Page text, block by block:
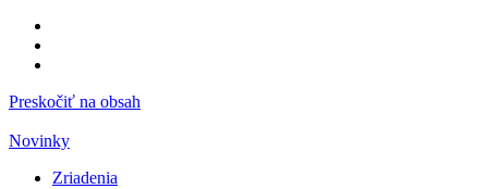
Preskočiť na obsah
Novinky
Zriadenia